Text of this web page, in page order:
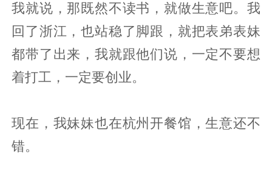
我就说，那既然不读书，就做生意吧。我
回了浙江，也站稳了脚跟，就把表弟表妹
都带了出来，我就跟他们说，一定不要想
着打工，一定要创业。
现在，我妹妹也在杭州开餐馆，生意还不
错。